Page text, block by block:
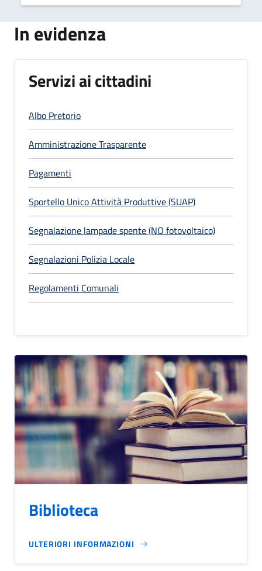
In evidenza
Servizi ai cittadini
Albo Pretorio
Amministrazione Trasparente
Pagamenti
Sportello Unico Attività Produttive (SUAP)
Segnalazione lampade spente (NO fotovoltaico)
Segnalazioni Polizia Locale
Regolamenti Comunali
Biblioteca
ULTERIORI INFORMAZIONI